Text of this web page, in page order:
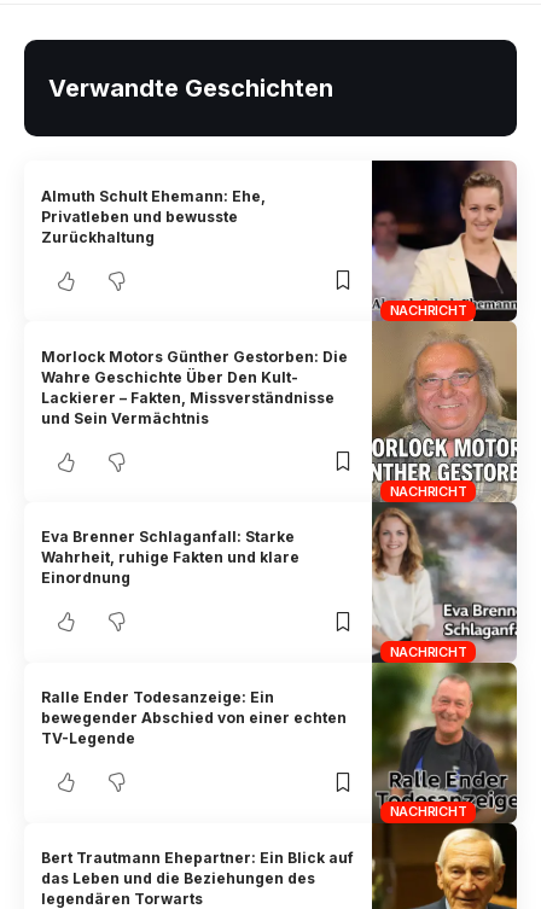
Verwandte Geschichten
NACHRICHT
Almuth Schult Ehemann: Ehe,
Privatleben und bewusste
Zurückhaltung
NACHRICHT
Morlock Motors Günther Gestorben: Die
Wahre Geschichte Über Den Kult-
Lackierer – Fakten, Missverständnisse
und Sein Vermächtnis
NACHRICHT
Eva Brenner Schlaganfall: Starke
Wahrheit, ruhige Fakten und klare
Einordnung
NACHRICHT
Ralle Ender Todesanzeige: Ein
bewegender Abschied von einer echten
TV-Legende
Bert Trautmann Ehepartner: Ein Blick auf
das Leben und die Beziehungen des
legendären Torwarts